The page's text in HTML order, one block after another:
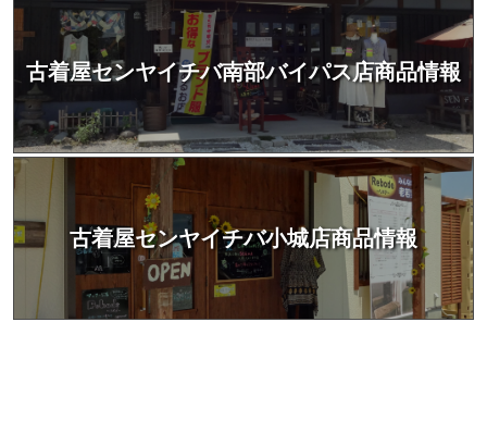
古着屋センヤイチバ南部バイパス店商品情報
古着屋センヤイチバ小城店商品情報